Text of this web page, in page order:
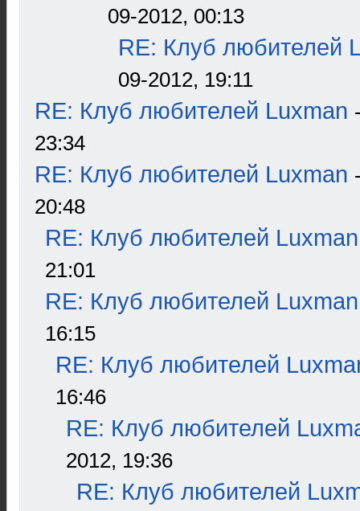
09-2012, 00:13
RE: Клуб любителей
09-2012, 19:11
RE: Клуб любителей Luxman
23:34
RE: Клуб любителей Luxman
20:48
RE: Клуб любителей Luxman
21:01
RE: Клуб любителей Luxman
16:15
RE: Клуб любителей
16:46
RE: Клуб любителей
2012, 19:36
RE: Клуб любителей